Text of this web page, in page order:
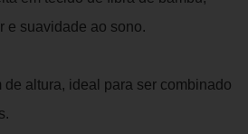
e suavidade ao sono.
de altura, ideal para ser combinado